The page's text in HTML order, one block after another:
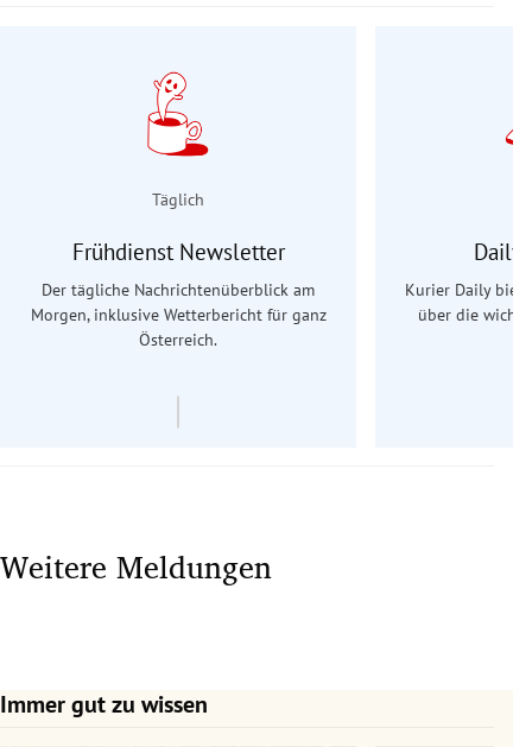
Täglich
Frühdienst Newsletter
Der tägliche Nachrichtenüberblick am
Morgen, inklusive Wetterbericht für ganz
Österreich.
Daily
Kurier Daily
über die
Weitere Meldungen
Immer gut zu wissen
Slide 1 von 7